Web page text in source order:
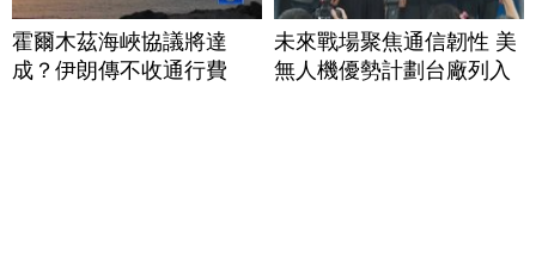
霍爾木茲海峽協議將達
成？伊朗傳不收通行費
未來戰場聚焦通信韌性 美
無人機優勢計劃台廠列入